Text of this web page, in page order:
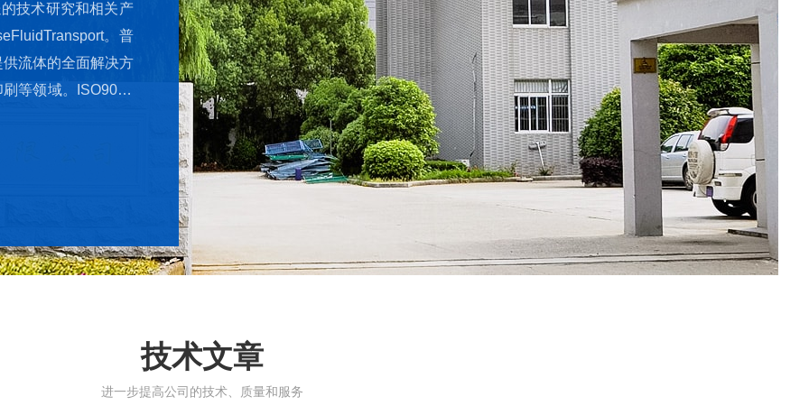
技术研究和相关产
。普
流体的全面解决方
等领域。ISO9000
技术文章
进一步提高公司的技术、质量和服务